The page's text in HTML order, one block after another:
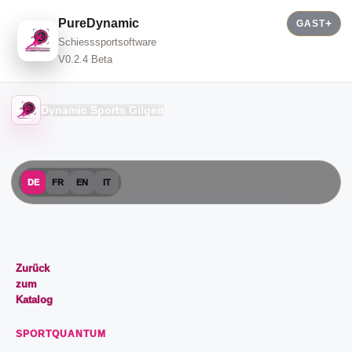
PureDynamic
Schiesssportsoftware
V0.2.4 Beta
GAST
Dynamic Sports Gilgen
DE FR EN IT
Zurück
zum
Katalog
SPORTQUANTUM